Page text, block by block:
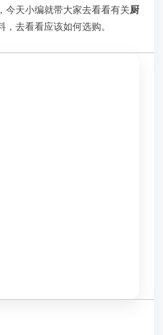
今天小编就带大家去看看有关厨
，去看看应该如何选购。